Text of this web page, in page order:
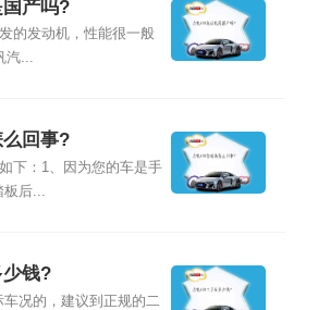
产吗?
的发动机，性能很一般
汽...
回事?
下：1、因为您的车是手
后...
少钱?
况的，建议到正规的二